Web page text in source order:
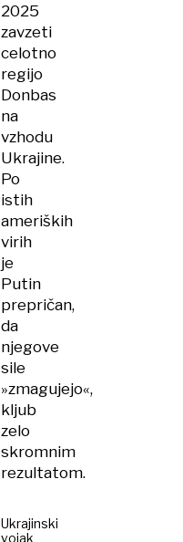
2025
zavzeti
celotno
regijo
Donbas
na
vzhodu
Ukrajine.
Po
istih
ameriških
virih
je
Putin
prepričan,
da
njegove
sile
»zmagujejo«,
kljub
zelo
skromnim
rezultatom.
Ukrajinski
vojak